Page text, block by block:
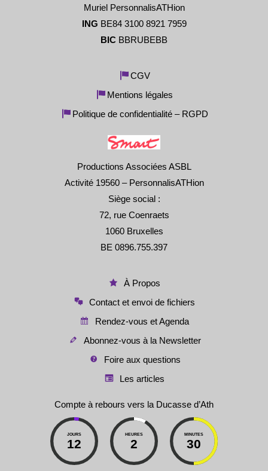
Muriel PersonnalisATHion
ING BE84 3100 8921 7959
BIC BBRUBEBB
CGV
Mentions légales
Politique de confidentialité – RGPD
Productions Associées ASBL
Activité 19560 – PersonnalisATHion
Siège social :
72, rue Coenraets
1060 Bruxelles
BE 0896.755.397
À Propos
Contact et envoi de fichiers
Rendez-vous et Agenda
Abonnez-vous à la Newsletter
Foire aux questions
Les articles
Compte à rebours vers la Ducasse d’Ath
JOURS
12
HEURES
2
MINUTES
30